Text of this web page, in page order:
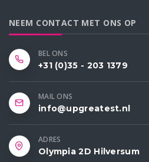
NEEM CONTACT MET ONS OP
BEL ONS
+31 (0)35 - 203 1379
MAIL ONS
info@upgreatest.nl
ADRES
Olympia 2D Hilversum